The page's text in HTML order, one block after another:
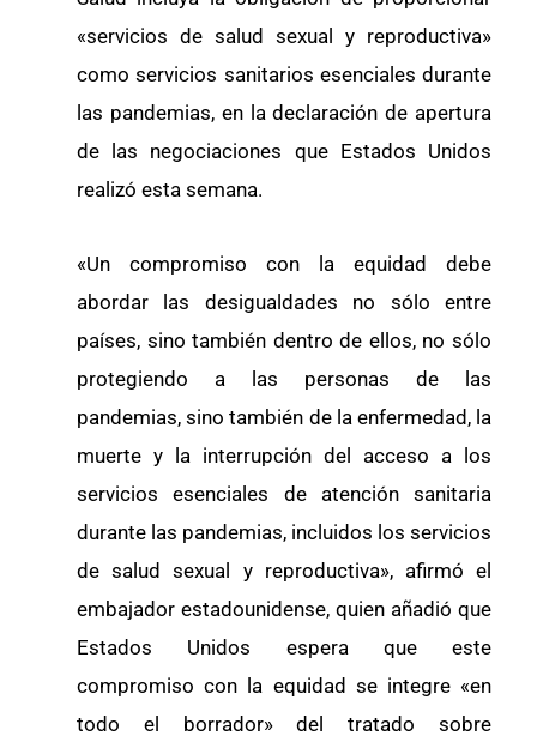
«servicios de salud sexual y reproductiva»
como servicios sanitarios esenciales durante
las pandemias, en la declaración de apertura
de las negociaciones que Estados Unidos
realizó esta semana.
«Un compromiso con la equidad debe
abordar las desigualdades no sólo entre
países, sino también dentro de ellos, no sólo
protegiendo a las personas de las
pandemias, sino también de la enfermedad, la
muerte y la interrupción del acceso a los
servicios esenciales de atención sanitaria
durante las pandemias, incluidos los servicios
de salud sexual y reproductiva», afirmó el
embajador estadounidense, quien añadió que
Estados Unidos espera que este
compromiso con la equidad se integre «en
todo el borrador» del tratado sobre